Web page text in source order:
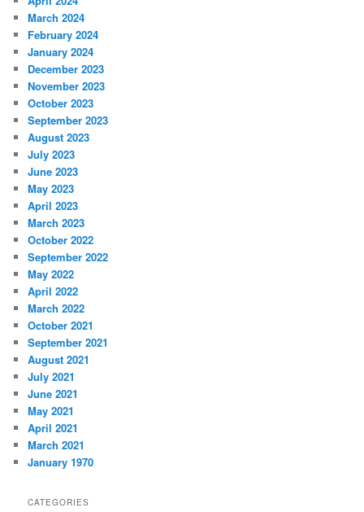
March 2024
February 2024
January 2024
December 2023
November 2023
October 2023
September 2023
August 2023
July 2023
June 2023
May 2023
April 2023
March 2023
October 2022
September 2022
May 2022
April 2022
March 2022
October 2021
September 2021
August 2021
July 2021
June 2021
May 2021
April 2021
March 2021
January 1970
CATEGORIES